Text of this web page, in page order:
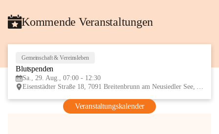
Kommende Veranstaltungen
Gemeinschaft & Vereinsleben
Blutspenden
Sa., 29. Aug., 07:00 - 12:30
Eisenstädter Straße 18, 7091 Breitenbrunn am Neusiedler See, AUT
Veranstaltungskalender